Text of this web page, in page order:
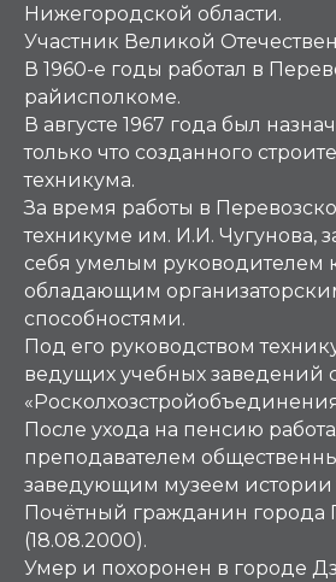
Нижегородской области.
Участник Великой
В 1960-е годы работал в
райисполкоме.
В августе 1967 года был
только что созданного
техникума.
За время работы в
техникуме им. И.И. Чугунова,
себя умелым руководителем
обладающим
способностями.
Под его руководством
ведущих учебных заведений
После ухода на пенсию
преподавателем
заведующим музеем истории
Почётный гражданин города
(18.08.2000).
Умер и похоронен в городе